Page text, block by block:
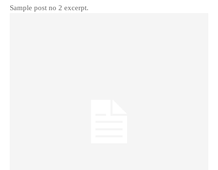
Sample post no 2 excerpt.